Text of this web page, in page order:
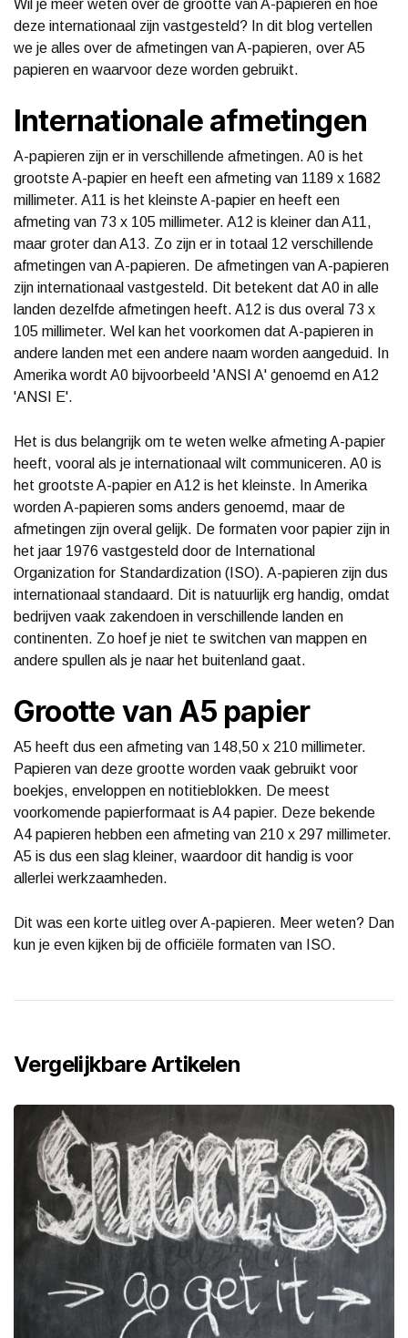
Wil je meer weten over de grootte van A-papieren en hoe
deze internationaal zijn vastgesteld? In dit blog vertellen
we je alles over de afmetingen van A-papieren, over A5
papieren en waarvoor deze worden gebruikt.
Internationale afmetingen
A-papieren zijn er in verschillende afmetingen. A0 is het
grootste A-papier en heeft een afmeting van 1189 x 1682
millimeter. A11 is het kleinste A-papier en heeft een
afmeting van 73 x 105 millimeter. A12 is kleiner dan A11,
maar groter dan A13. Zo zijn er in totaal 12 verschillende
afmetingen van A-papieren. De afmetingen van A-papieren
zijn internationaal vastgesteld. Dit betekent dat A0 in alle
landen dezelfde afmetingen heeft. A12 is dus overal 73 x
105 millimeter. Wel kan het voorkomen dat A-papieren in
andere landen met een andere naam worden aangeduid. In
Amerika wordt A0 bijvoorbeeld 'ANSI A' genoemd en A12
'ANSI E'.
Het is dus belangrijk om te weten welke afmeting A-papier
heeft, vooral als je internationaal wilt communiceren. A0 is
het grootste A-papier en A12 is het kleinste. In Amerika
worden A-papieren soms anders genoemd, maar de
afmetingen zijn overal gelijk. De formaten voor papier zijn in
het jaar 1976 vastgesteld door de International
Organization for Standardization (ISO). A-papieren zijn dus
internationaal standaard. Dit is natuurlijk erg handig, omdat
bedrijven vaak zakendoen in verschillende landen en
continenten. Zo hoef je niet te switchen van mappen en
andere spullen als je naar het buitenland gaat.
Grootte van A5 papier
A5 heeft dus een afmeting van 148,50 x 210 millimeter.
Papieren van deze grootte worden vaak gebruikt voor
boekjes, enveloppen en notitieblokken. De meest
voorkomende papierformaat is A4 papier. Deze bekende
A4 papieren hebben een afmeting van 210 x 297 millimeter.
A5 is dus een slag kleiner, waardoor dit handig is voor
allerlei werkzaamheden.
Dit was een korte uitleg over A-papieren. Meer weten? Dan
kun je even kijken bij de officiële formaten van ISO.
Vergelijkbare Artikelen